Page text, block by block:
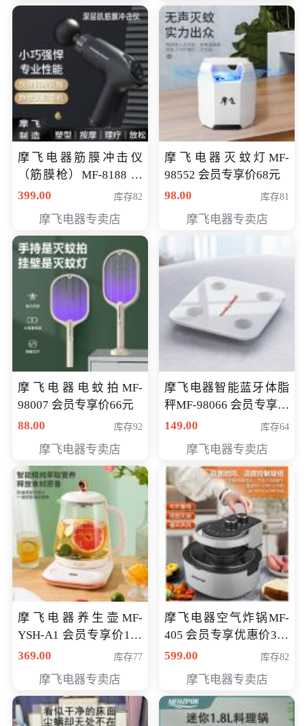
摩飞电器筋膜冲击仪
（筋膜枪）MF-8188 会
员专享价268元
399.00 库存82
摩飞电器专卖店
摩飞电器灭蚊灯MF-
98552 会员专享价68元
98.00
库存81
摩飞电器专卖店
摩飞电器电蚊拍MF-
98007 会员专享价66元
88.00
库存92
摩飞电器专卖店
摩飞电器智能蓝牙体脂
秤MF-98066 会员专享价
98元
149.00 库存64
摩飞电器专卖店
摩飞电器养生壶MF-
YSH-A1 会员专享价198
元
369.00 库存77
摩飞电器专卖店
摩飞电器空气炸锅MF-
405 会员专享优惠价369
元
599.00 库存82
摩飞电器专卖店